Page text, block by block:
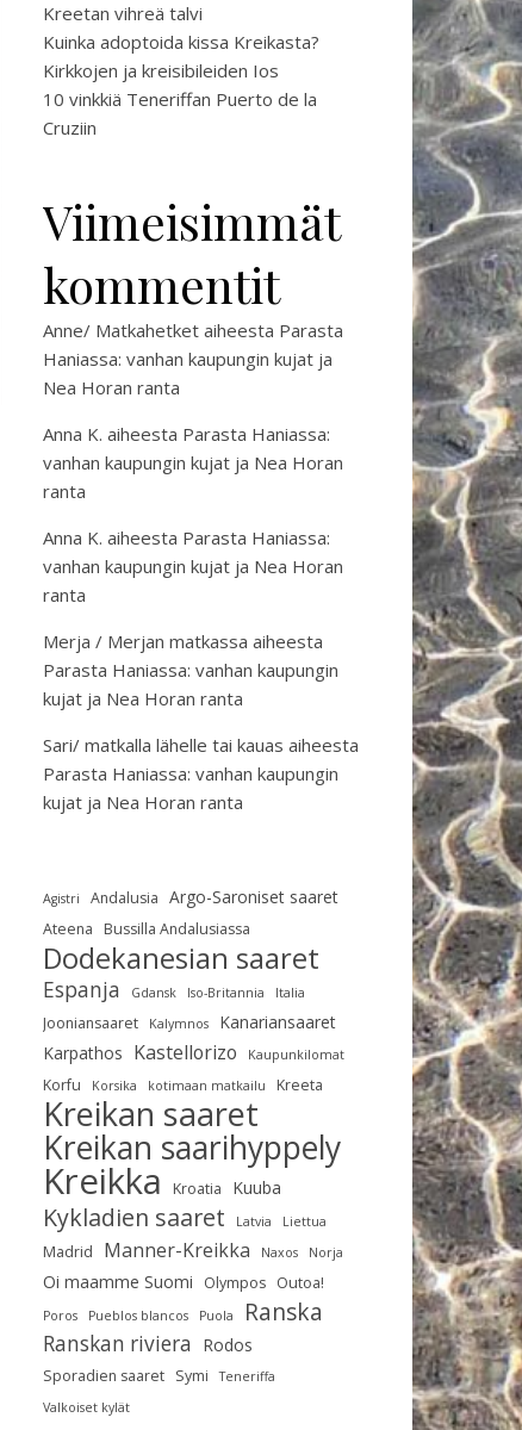
Kreetan vihreä talvi
Kuinka adoptoida kissa Kreikasta?
Kirkkojen ja kreisibileiden Ios
10 vinkkiä Teneriffan Puerto de la
Cruziin
Viimeisimmät
kommentit
Anne/ Matkahetket aiheesta Parasta
Haniassa: vanhan kaupungin kujat ja
Nea Horan ranta
Anna K. aiheesta Parasta Haniassa:
vanhan kaupungin kujat ja Nea Horan
ranta
Anna K. aiheesta Parasta Haniassa:
vanhan kaupungin kujat ja Nea Horan
ranta
Merja / Merjan matkassa aiheesta
Parasta Haniassa: vanhan kaupungin
kujat ja Nea Horan ranta
Sari/ matkalla lähelle tai kauas aiheesta
Parasta Haniassa: vanhan kaupungin
kujat ja Nea Horan ranta
Agistri Andalusia Argo-Saroniset saaret
Ateena Bussilla Andalusiassa
Dodekanesian saaret
Espanja Gdansk Iso-Britannia Italia
Jooniansaaret Kalymnos
Kanariansaaret
Karpathos Kastellorizo Kaupunkilomat
Korfu Korsika kotimaan matkailu Kreeta
Kreikan saaret
Kreikan saarihyppely
Kreikka Kroatia Kuuba
Kykladien saaret Latvia Liettua
Madrid Manner-Kreikka Naxos Norja
Oi maamme Suomi Olympos Outoa!
Poros Pueblos blancos Puola Ranska
Ranskan riviera Rodos
Sporadien saaret Symi
Teneriffa
Valkoiset kylät